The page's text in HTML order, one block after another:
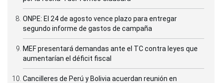
ONPE: El 24 de agosto vence plazo para entregar
segundo informe de gastos de campaña
MEF presentará demandas ante el TC contra leyes que
aumentarían el déficit fiscal
Cancilleres de Perú y Bolivia acuerdan reunión en